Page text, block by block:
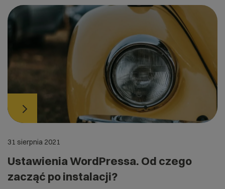
31 sierpnia 2021
Ustawienia WordPressa. Od czego
zacząć po instalacji?